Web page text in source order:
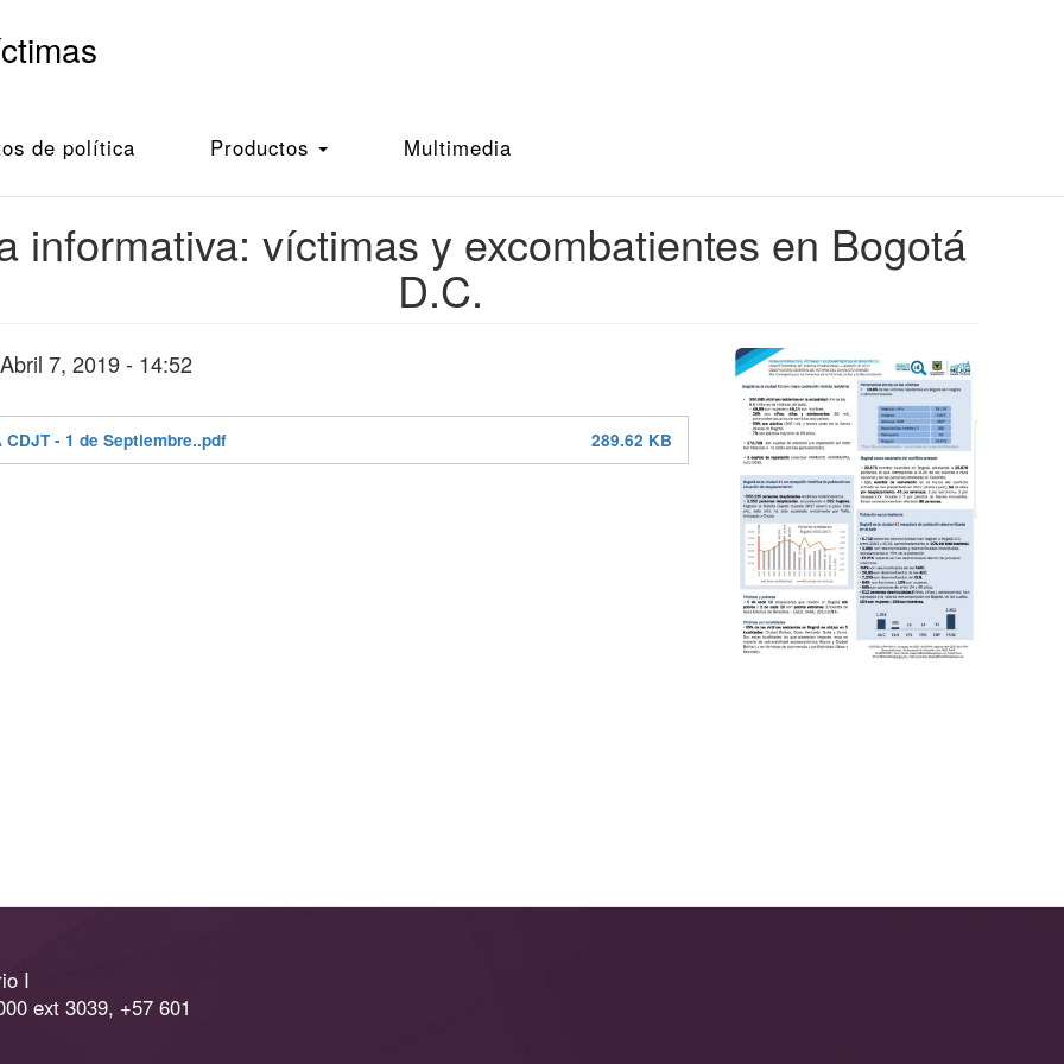
de política Productos Multimedia
informativa: víctimas y excombatientes en Bogotá
D.C.
7, 2019 - 14:52
CDJT - 1 de Septiembre..pdf 289.62 KB
I
ext 3039, +57 601